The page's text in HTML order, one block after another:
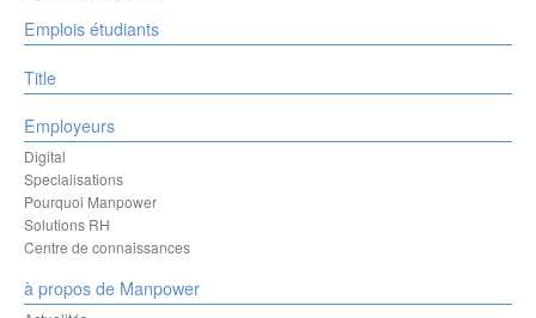
Emplois étudiants
Title
Employeurs
Digital
Specialisations
Pourquoi Manpower
Solutions RH
Centre de connaissances
à propos de Manpower